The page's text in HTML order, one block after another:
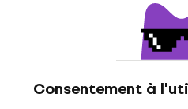
Consentement à